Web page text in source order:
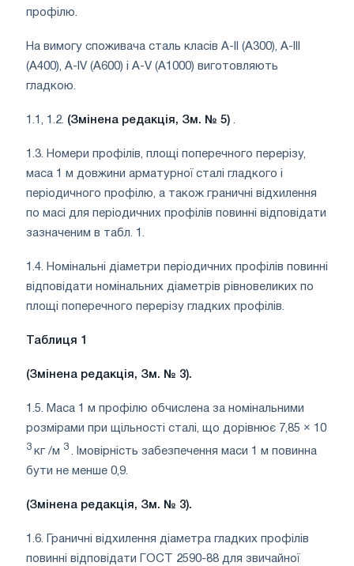
профілю.
На вимогу споживача сталь класів А-II (А300), А-III
(А400), A-IV (A600) і A-V (A1000) виготовляють
гладкою.
1.1, 1.2. (Змінена редакція, Зм. № 5) .
1.3. Номери профілів, площі поперечного перерізу,
маса 1 м довжини арматурної сталі гладкого і
періодичного профілю, а також граничні відхилення
по масі для періодичних профілів повинні відповідати
зазначеним в табл. 1.
1.4. Номінальні діаметри періодичних профілів повинні
відповідати номінальних діаметрів рівновеликих по
площі поперечного перерізу гладких профілів.
Таблиця 1
(Змінена редакція, Зм. № 3).
1.5. Маса 1 м профілю обчислена за номінальними
розмірами при щільності сталі, що дорівнює 7,85 × 10
3 кг /м 3 . Імовірність забезпечення маси 1 м повинна
бути не менше 0,9.
(Змінена редакція, Зм. № 3).
1.6. Граничні відхилення діаметра гладких профілів
повинні відповідати ГОСТ 2590-88 для звичайної